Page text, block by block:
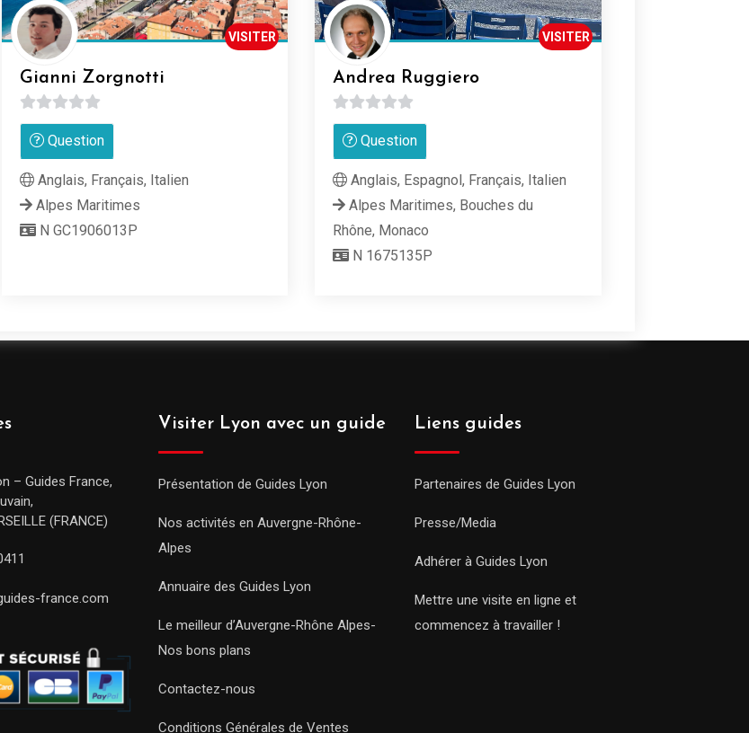
Gianni Zorgnotti
0
sur Question
VISITER
Anglais, Français, Italien
Alpes Maritimes
N GC1906013P
Andrea Ruggiero
0
sur Question
VISITER
Anglais, Espagnol, Français, Italien
Alpes Maritimes, Bouches du
Rhône, Monaco
N 1675135P
– Guides France,
(FRANCE)
france.com
Visiter Lyon avec un guide
Présentation de Guides Lyon
Nos activités en Auvergne-Rhône-
Alpes
Annuaire des Guides Lyon
Le meilleur d’Auvergne-Rhône Alpes-
Nos bons plans
Contactez-nous
Conditions Générales de Ventes
Liens guides
Partenaires de Guides Lyon
Presse/Media
Adhérer à Guides Lyon
Mettre une visite en ligne et
commencez à travailler !